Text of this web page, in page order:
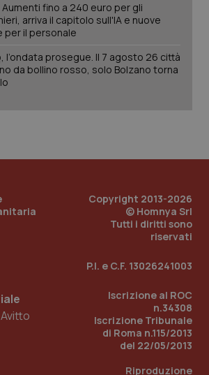
Aumenti fino a 240 euro per gli
arriva il capitolo sull'IA e nuove
per il personale
l’ondata prosegue. Il 7 agosto 26 città
da bollino rosso, solo Bolzano torna
Copyright 2013-2026
© Homnya Srl
Tutti i diritti sono
riservati
P.I. e C.F. 13026241003
Iscrizione al ROC
n.34308
Iscrizione Tribunale
di Roma n.115/2013
del 22/05/2013
Riproduzione